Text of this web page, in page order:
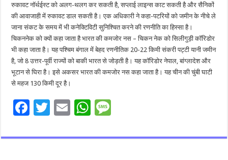
रुकावट नॉर्थईस्ट को अलग-थलग कर सकती है, सप्लाई लाइन्स काट सकती है और सैनिकों
की आवाजाही में रुकावट डाल सकती है। एक अधिकारी ने कहा-पटरियों को जमीन के नीचे ले
जाना संकट के समय में भी कनेक्टिविटी सुनिश्चित करने की रणनीति का हिस्सा है।
चिकननेक को क्यों कहा जाता है भारत की कमजोर नस – चिकन नेक को सिलीगुड़ी कॉरिडोर
भी कहा जाता है। यह पश्चिम बंगाल में बेहद रणनीतिक 20-22 किमी संकरी पट्टी यानी जमीन
है, जो 8 उत्तर-पूर्वी राज्यों को बाकी भारत से जोड़ती है। यह कॉरिडोर नेपाल, बांग्लादेश और
भूटान से घिरा है। इसे अकसर भारत की कमजोर नस कहा जाता है। यह चीन की चुंबी घाटी
से महज 130 किमी दूर है।
F
e
T
tt
E
ai
W
at sa